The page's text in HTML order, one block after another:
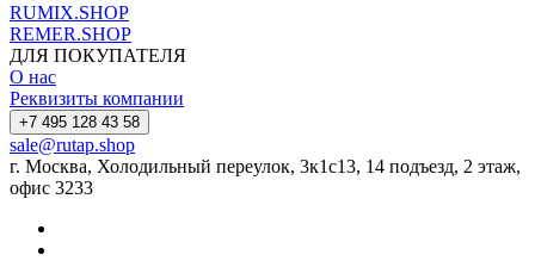
RUMIX.SHOP
REMER.SHOP
ДЛЯ ПОКУПАТЕЛЯ
О нас
Реквизиты компании
+7 495 128 43 58
sale@rutap.shop
г. Москва, Холодильный переулок, 3к1с13, 14 подъезд, 2 этаж,
офис 3233